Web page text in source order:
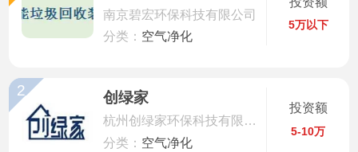
南京碧宏环保科技有限公司
分类： 空气净化
5万以下
创绿家
杭州创绿家环保科技有限公司
分类： 空气净化
投资额
5-10万
2
家居
服装
酒水饮品